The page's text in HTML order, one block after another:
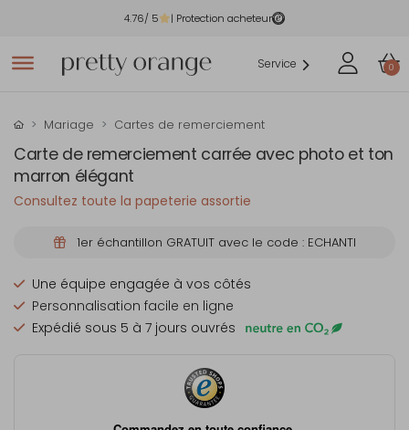
4.76/ 5 | Protection acheteur
Service 0
Mariage Cartes de remerciement
Carte de remerciement carrée avec photo et ton
marron élégant
Consultez toute la papeterie assortie
1er échantillon GRATUIT avec le code : ECHANTI
Une équipe engagée à vos côtés
Personnalisation facile en ligne
Expédié sous 5 à 7 jours ouvrés